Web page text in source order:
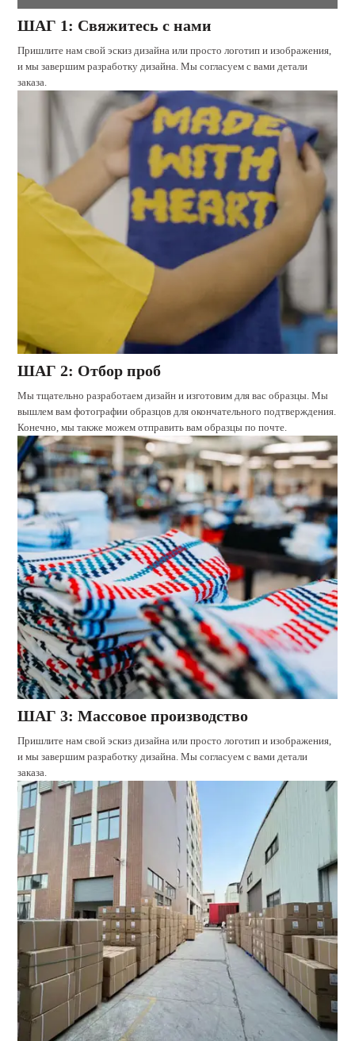
ШАГ 1: Свяжитесь с нами
Пришлите нам свой эскиз дизайна или просто логотип и изображения,
и мы завершим разработку дизайна. Мы согласуем с вами детали
заказа.
ШАГ 2: Отбор проб
Мы тщательно разработаем дизайн и изготовим для вас образцы. Мы
вышлем вам фотографии образцов для окончательного подтверждения.
Конечно, мы также можем отправить вам образцы по почте.
ШАГ 3: Массовое производство
Пришлите нам свой эскиз дизайна или просто логотип и изображения,
и мы завершим разработку дизайна. Мы согласуем с вами детали
заказа.